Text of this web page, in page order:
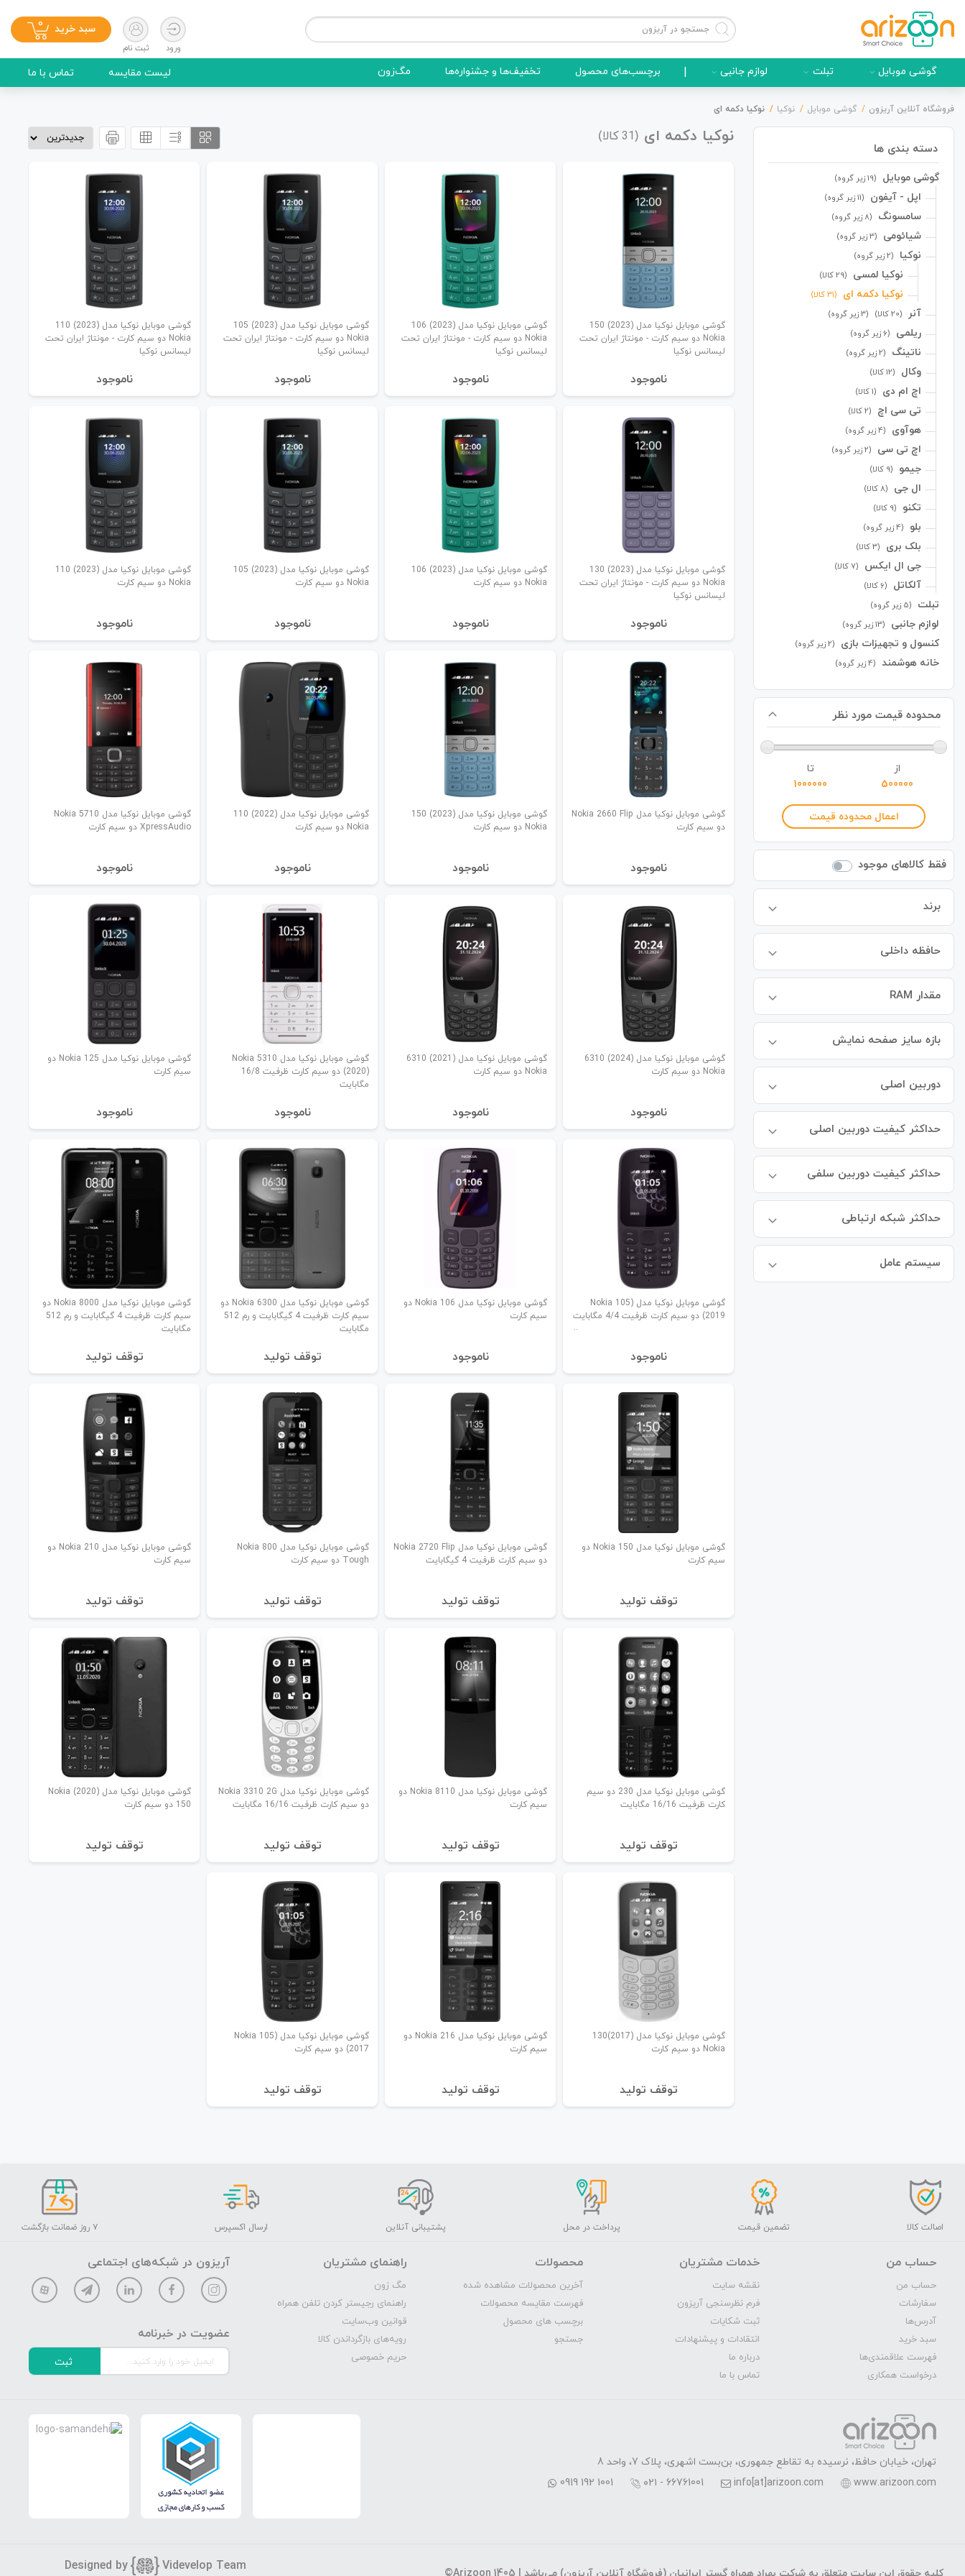
گوشی موبایل
لوازم جانبی
ورود ثبت نام
سبد خرید 0
گوشی موبایل تبلت لوازم جانبی برچسب‌های محصول تخفیف‌ها و جشنواره‌ها مگ‌زون لیست مقایسه تماس با ما
فروشگاه آنلاین آریزون گوشی موبایل نوکیا نوکیا دکمه ای
دسته بندی ها
گوشی موبایل (19 زیر گروه)
اپل - آیفون (11 زیر گروه)
سامسونگ (8 زیر گروه)
شیائومی (3 زیر گروه)
نوکیا (2 زیر گروه)
نوکیا لمسی (29 کالا)
نوکیا دکمه ای (31 کالا)
آنر (20 کالا) (3 زیر گروه)
ریلمی (6 زیر گروه)
ناتینگ (2 زیر گروه)
وکال (12 کالا)
اچ ام دی (1 کالا)
تی سی اچ (2 کالا)
هوآوی (4 زیر گروه)
اچ تی سی (2 زیر گروه)
جیمو (9 کالا)
ال جی (8 کالا)
تکنو (9 کالا)
بلو (4 زیر گروه)
بلک بری (3 کالا)
جی ال ایکس (7 کالا)
آلکاتل (6 کالا)
تبلت (5 زیر گروه)
لوازم جانبی (13 زیر گروه)
کنسول و تجهیزات بازی (2 زیر گروه)
خانه هوشمند (4 زیر گروه)
محدوده قیمت مورد نظر
از تا
اعمال محدوده قیمت
فقط کالاهای موجود
برند
حافظه داخلی
مقدار RAM
بازه سایز صفحه نمایش
دوربین اصلی
حداکثر کیفیت دوربین اصلی
حداکثر کیفیت دوربین سلفی
حداکثر شبکه ارتباطی
سیستم عامل
نوکیا دکمه ای (
31کالا)
گوشی موبایل نوکیا مدل (2023) 150
Nokia دو سیم کارت - مونتاژ ایران تحت
لیسانس نوکیا
نا‌موجود
گوشی موبایل نوکیا مدل (2023) 106
Nokia دو سیم کارت - مونتاژ ایران تحت
لیسانس نوکیا
نا‌موجود
گوشی موبایل نوکیا مدل (2023) 105
Nokia دو سیم کارت - مونتاژ ایران تحت
لیسانس نوکیا
نا‌موجود
گوشی موبایل نوکیا مدل (2023) 110
Nokia دو سیم کارت - مونتاژ ایران تحت
لیسانس نوکیا
نا‌موجود
گوشی موبایل نوکیا مدل (2023) 130
Nokia دو سیم کارت - مونتاژ ایران تحت
لیسانس نوکیا
نا‌موجود
گوشی موبایل نوکیا مدل (2023) 106
Nokia دو سیم کارت
نا‌موجود
گوشی موبایل نوکیا مدل (2023) 105
Nokia دو سیم کارت
نا‌موجود
گوشی موبایل نوکیا مدل (2023) 110
Nokia دو سیم کارت
نا‌موجود
گوشی موبایل نوکیا مدل Nokia 2660 Flip
دو سیم کارت
نا‌موجود
گوشی موبایل نوکیا مدل (2023) 150
Nokia دو سیم کارت
نا‌موجود
گوشی موبایل نوکیا مدل (2022) 110
Nokia دو سیم کارت
نا‌موجود
گوشی موبایل نوکیا مدل Nokia 5710
XpressAudio دو سیم کارت
نا‌موجود
گوشی موبایل نوکیا مدل (2024) 6310
Nokia دو سیم کارت
نا‌موجود
گوشی موبایل نوکیا مدل (2021) 6310
Nokia دو سیم کارت
نا‌موجود
گوشی موبایل نوکیا مدل Nokia 5310
(2020) دو سیم کارت ظرفیت 16/8
مگابایت
نا‌موجود
گوشی موبایل نوکیا مدل Nokia 125 دو
سیم کارت
نا‌موجود
گوشی موبایل نوکیا مدل (Nokia 105
(2019 دو سیم‌ کارت ظرفیت 4/4 مگابایت
نا‌موجود
گوشی موبایل نوکیا مدل Nokia 106 دو
سیم‌ کارت
نا‌موجود
گوشی موبایل نوکیا مدل Nokia 6300 دو
سیم‌ کارت ظرفیت 4 گیگابایت و رم 512
مگابایت
توقف تولید
گوشی موبایل نوکیا مدل Nokia 8000 دو
سیم کارت ظرفیت 4 گیگابایت و رم 512
مگابایت
توقف تولید
گوشی موبایل نوکیا مدل Nokia 150 دو
سیم‌ کارت
توقف تولید
گوشی موبایل نوکیا مدل Nokia 2720 Flip
دو سیم کارت ظرفیت 4 گیگابایت
توقف تولید
گوشی موبایل نوکیا مدل Nokia 800
Tough دو سیم کارت
توقف تولید
گوشی موبایل نوکیا مدل Nokia 210 دو
سیم‌ کارت
توقف تولید
گوشی موبایل نوکیا مدل 230 دو سیم‌
کارت ظرفیت 16/16 مگابایت
توقف تولید
گوشی موبایل نوکیا مدل Nokia 8110 دو
سیم‌ کارت
توقف تولید
گوشی موبایل نوکیا مدل Nokia 3310 2G
دو سیم‌ کارت ظرفیت 16/16 مگابایت
توقف تولید
گوشی موبایل نوکیا مدل (2020) Nokia
150 دو سیم کارت
توقف تولید
گوشی موبایل نوکیا مدل (2017)130
Nokia دو سیم کارت
توقف تولید
گوشی موبایل نوکیا مدل Nokia 216 دو
سیم‌ کارت
توقف تولید
گوشی موبایل نوکیا مدل (Nokia 105
(2017 دو سیم‌ کارت
توقف تولید
اصالت کالا تضمین قیمت پرداخت در محل پشتیبانی آنلاین ارسال اکسپرس ۷ روز ضمانت بازگشت
حساب من
حساب من
سفارشات
آدرس‌ها
سبد خرید
فهرست علاقمندی‌ها
درخواست همکاری
خدمات مشتریان
نقشه سایت
فرم نظرسنجی آریزون
ثبت شکایات
انتقادات و پیشنهادات
درباره ما
تماس با ما
محصولات
آخرین محصولات مشاهده شده
فهرست مقایسه محصولات
برچسب های محصول
جستجو
راهنمای مشتریان
مگ‌ زون
راهنمای رجیستر کردن تلفن همراه
قوانین وب‌سایت
رویه‌‌های بازگرداندن کالا
حریم خصوصی
آریزون در شبکه‌های اجتماعی
عضویت در خبرنامه
ثبت
تهران، خیابان حافظ، نرسیده به تقاطع جمهوری، بن‌بست اشهری، پلاک 7، واحد 8
www.arizoon.com
info[at]arizoon.com ۰۲۱ - 66761001 0919 192 1001
Designed by Videvelop Team